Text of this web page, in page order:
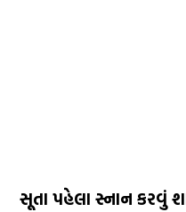
સૂતા પહેલા સ્નાન કરવું